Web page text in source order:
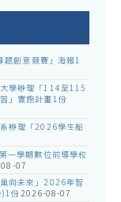
創意競賽」海報1
學辦理「114至115
」實施計畫1份
辦理「2026學生船
一學期數位前導學校
07
向未來」2026年智
份2026-08-07